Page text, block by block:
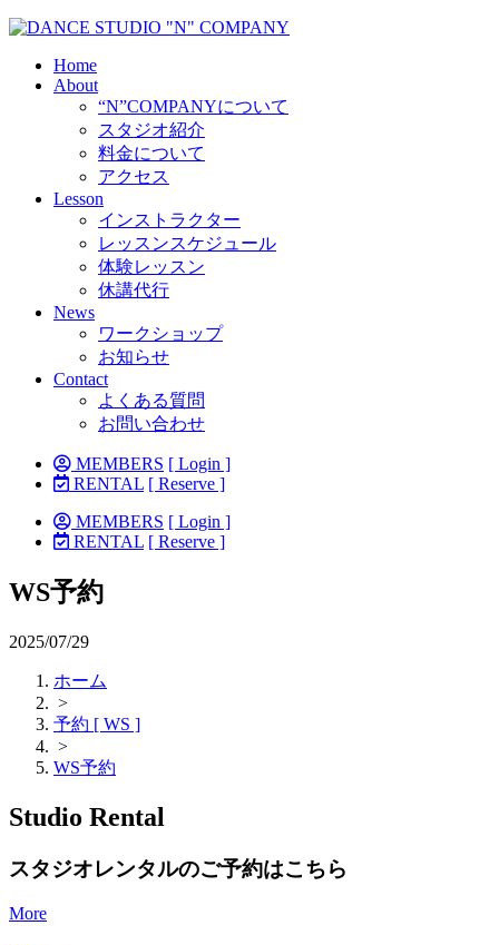
Home
About
“N”COMPANYについて
スタジオ紹介
料金について
アクセス
Lesson
インストラクター
レッスンスケジュール
体験レッスン
休講代行
News
ワークショップ
お知らせ
Contact
よくある質問
お問い合わせ
MEMBERS [ Login ]
RENTAL [ Reserve ]
MEMBERS [ Login ]
RENTAL [ Reserve ]
WS予約
2025/07/29
ホーム
>
予約 [ WS ]
>
WS予約
Studio Rental
スタジオレンタルのご予約はこちら
More